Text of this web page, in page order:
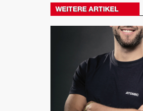
WEITERE ARTIKEL